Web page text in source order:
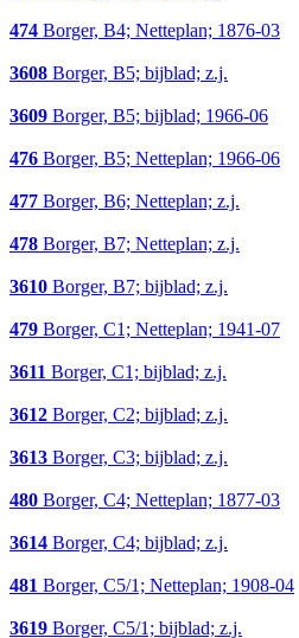
474 Borger, B4; Netteplan; 1876-03
3608 Borger, B5; bijblad; z.j.
3609 Borger, B5; bijblad; 1966-06
476 Borger, B5; Netteplan; 1966-06
477 Borger, B6; Netteplan; z.j.
478 Borger, B7; Netteplan; z.j.
3610 Borger, B7; bijblad; z.j.
479 Borger, C1; Netteplan; 1941-07
3611 Borger, C1; bijblad; z.j.
3612 Borger, C2; bijblad; z.j.
3613 Borger, C3; bijblad; z.j.
480 Borger, C4; Netteplan; 1877-03
3614 Borger, C4; bijblad; z.j.
481 Borger, C5/1; Netteplan; 1908-04
3619 Borger, C5/1; bijblad; z.j.